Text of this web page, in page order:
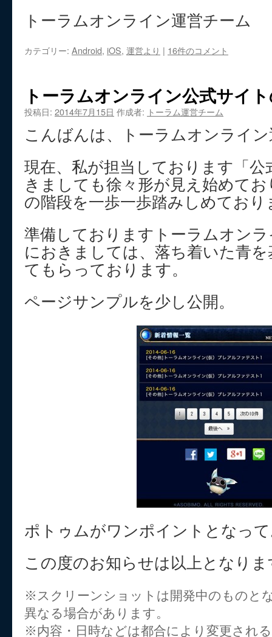
トーラムオンライン運営チーム
カテゴリー: Android, iOS, 運営より | 16件のコメント
トーラムオンライン公式サイ
投稿日: 2014年7月15日 作成者: トーラム運営チーム
こんばんは、トーラムオンライ
現在、私が担当しております「
きましても徐々形が見え始めて
の階段を一歩一歩踏みしめており
準備しておりますトーラムオン
におきましては、落ち着いた青
てもらっております。
ページサンプルを少し公開。
ポトゥムがワンポイントとなっ
この度のお知らせは以上となりま
※スクリーンショットは開発中のものと
異なる場合があります。
※内容・日時などは都合により変更され